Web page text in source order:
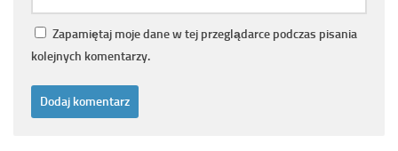
Zapamiętaj moje dane w tej przeglądarce podczas pisania
kolejnych komentarzy.